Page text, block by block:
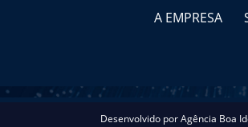
A EMPRESA
Desenvolvido porAgência Boa